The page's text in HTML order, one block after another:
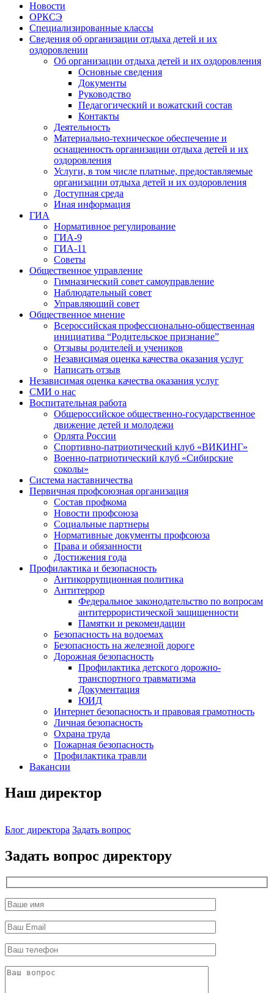
Новости
ОРКСЭ
Специализированные классы
Сведения об организации отдыха детей и их
оздоровлении
Об организации отдыха детей и их оздоровления
Основные сведения
Документы
Руководство
Педагогический и вожатский состав
Контакты
Деятельность
Материально-техническое обеспечение и
оснащенность организации отдыха детей и их
оздоровления
Услуги, в том числе платные, предоставляемые
организации отдыха детей и их оздоровления
Доступная среда
Иная информация
ГИА
Нормативное регулирование
ГИА-9
ГИА-11
Советы
Общественное управление
Гимназический совет самоуправление
Наблюдательный совет
Управляющий совет
Общественное мнение
Всероссийская профессионально-общественная
инициатива “Родительское признание”
Отзывы родителей и учеников
Независимая оценка качества оказания услуг
Написать отзыв
Независимая оценка качества оказания услуг
СМИ о нас
Воспитательная работа
Общероссийское общественно-государственное
движение детей и молодежи
Орлята России
Спортивно-патриотический клуб «ВИКИНГ»
Военно-патриотический клуб «Сибирские
соколы»
Система наставничества
Первичная профсоюзная организация
Состав профкома
Новости профсоюза
Социальные партнеры
Нормативные документы профсоюза
Права и обязанности
Достижения года
Профилактика и безопасность
Антикоррупционная политика
Антитеррор
Федеральное законодательство по вопросам
антитеррористической защищенности
Памятки и рекомендации
Безопасность на водоемах
Безопасность на железной дороге
Дорожная безопасность
Профилактика детского дорожно-
транспортного травматизма
Документация
ЮИД
Интернет безопасность и правовая грамотность
Личная безопасность
Охрана труда
Пожарная безопасность
Профилактика травли
Вакансии
Наш директор
Блог директора Задать вопрос
Задать вопрос директору